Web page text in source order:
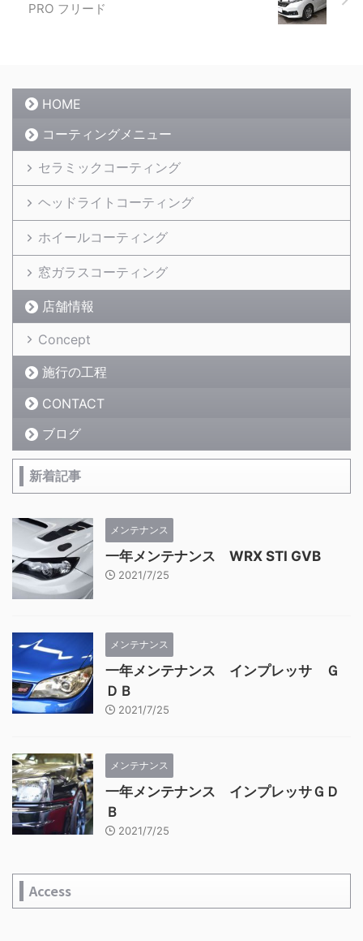
PRO フリード
HOME
コーティングメニュー
セラミックコーティング
ヘッドライトコーティング
ホイールコーティング
窓ガラスコーティング
店舗情報
Concept
施行の工程
CONTACT
ブログ
新着記事
メンテナンス
一年メンテナンス WRX STI GVB
2021/7/25
メンテナンス
一年メンテナンス インプレッサ Ｇ
ＤＢ
2021/7/25
メンテナンス
一年メンテナンス インプレッサＧＤ
Ｂ
2021/7/25
Access